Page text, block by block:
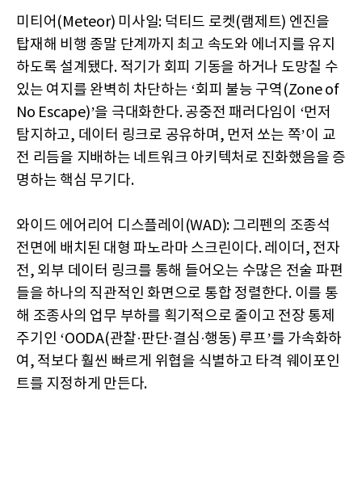
미티어(Meteor) 미사일: 덕티드 로켓(램제트) 엔진을
탑재해 비행 종말 단계까지 최고 속도와 에너지를 유지
하도록 설계됐다. 적기가 회피 기동을 하거나 도망칠 수
있는 여지를 완벽히 차단하는 ‘회피 불능 구역(Zone of
No Escape)’을 극대화한다. 공중전 패러다임이 ‘먼저
탐지하고, 데이터 링크로 공유하며, 먼저 쏘는 쪽’이 교
전 리듬을 지배하는 네트워크 아키텍처로 진화했음을 증
명하는 핵심 무기다.
와이드 에어리어 디스플레이(WAD): 그리펜의 조종석
전면에 배치된 대형 파노라마 스크린이다. 레이더, 전자
전, 외부 데이터 링크를 통해 들어오는 수많은 전술 파편
들을 하나의 직관적인 화면으로 통합 정렬한다. 이를 통
해 조종사의 업무 부하를 획기적으로 줄이고 전장 통제
주기인 ‘OODA(관찰·판단·결심·행동) 루프’를 가속화하
여, 적보다 훨씬 빠르게 위협을 식별하고 타격 웨이포인
트를 지정하게 만든다.